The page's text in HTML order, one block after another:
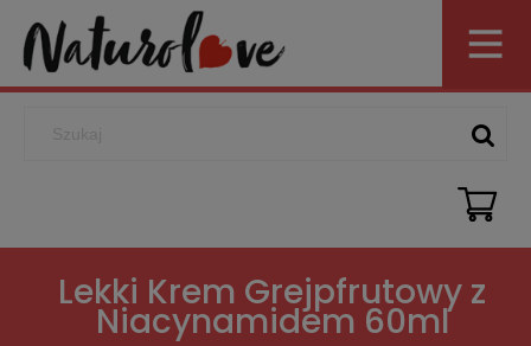
Lekki Krem Grejpfrutowy z
Niacynamidem 60ml